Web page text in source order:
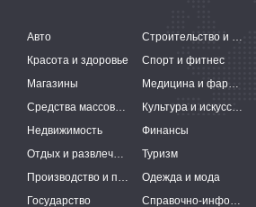
Авто Строительство и ремонт
Красота и здоровье
Спорт и фитнес
Магазины
Медицина и фармацевтика
Средства массовой информации
Культура и искусство
Недвижимость
Финансы
Отдых и развлечения
Туризм
Производство и поставки
Одежда и мода
Государство
Справочно-информационные системы